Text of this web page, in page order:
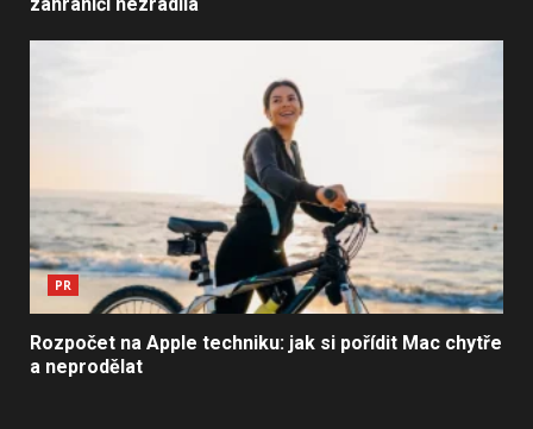
PR
Rozpočet na Apple techniku: jak si pořídit Mac chytře
a neprodělat